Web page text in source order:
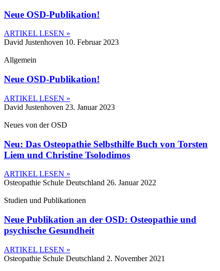
Neue OSD-Publikation!
ARTIKEL LESEN »
David Justenhoven 10. Februar 2023
Allgemein
Neue OSD-Publikation!
ARTIKEL LESEN »
David Justenhoven 23. Januar 2023
Neues von der OSD
Neu: Das Osteopathie Selbsthilfe Buch von Torsten
Liem und Christine Tsolodimos
ARTIKEL LESEN »
Osteopathie Schule Deutschland 26. Januar 2022
Studien und Publikationen
Neue Publikation an der OSD: Osteopathie und
psychische Gesundheit
ARTIKEL LESEN »
Osteopathie Schule Deutschland 2. November 2021